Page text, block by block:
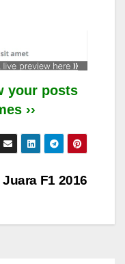
your posts
››
F1 2016